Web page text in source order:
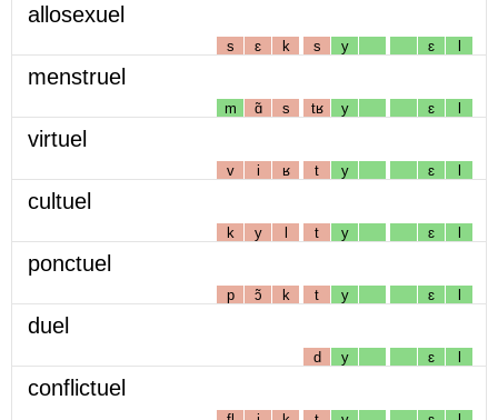
allosexuel
s ɛ k s y ɛ l
menstruel
m ɑ̃ s tʁ y ɛ l
virtuel
v i ʁ t y ɛ l
cultuel
k y l t y ɛ l
ponctuel
p ɔ̃ k t y ɛ l
duel
d y ɛ l
conflictuel